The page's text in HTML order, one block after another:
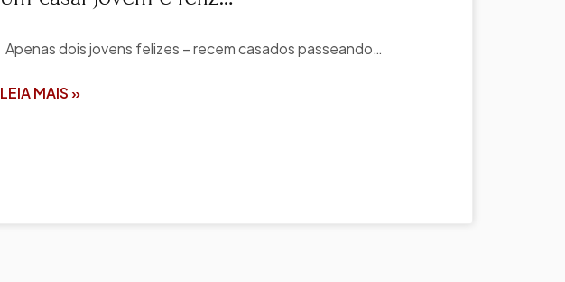
Apenas dois jovens felizes – recem casados passeando…
LEIA MAIS »